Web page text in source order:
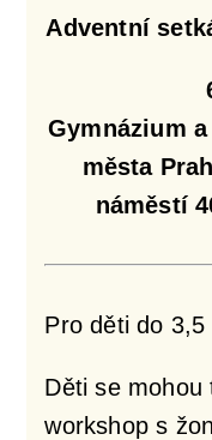
Adventní
Gymnázium
města
náměstí
Pro děti do 3,5
Děti se mohou
workshop s